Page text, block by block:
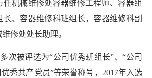
任机械维修处容器维修工程师、容器组
长、容器维修科班组长，容器维修科副
修处处长助理。
被评选为“公司优秀班组长”、“公司
秀共产党员”等荣誉称号， 2017年入选